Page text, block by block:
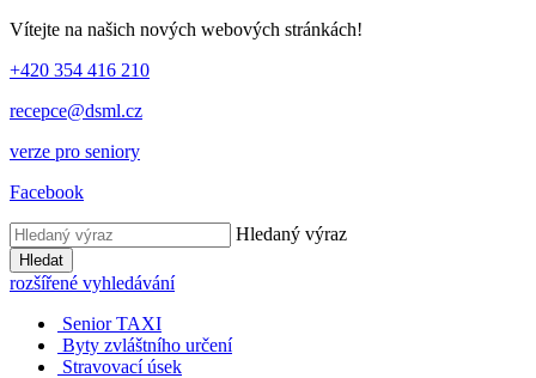
Vítejte na našich nových webových stránkách!
+420 354 416 210
recepce@dsml.cz
verze pro seniory
Facebook
Hledaný výraz
Hledat
rozšířené vyhledávání
Senior TAXI
Byty zvláštního určení
Stravovací úsek